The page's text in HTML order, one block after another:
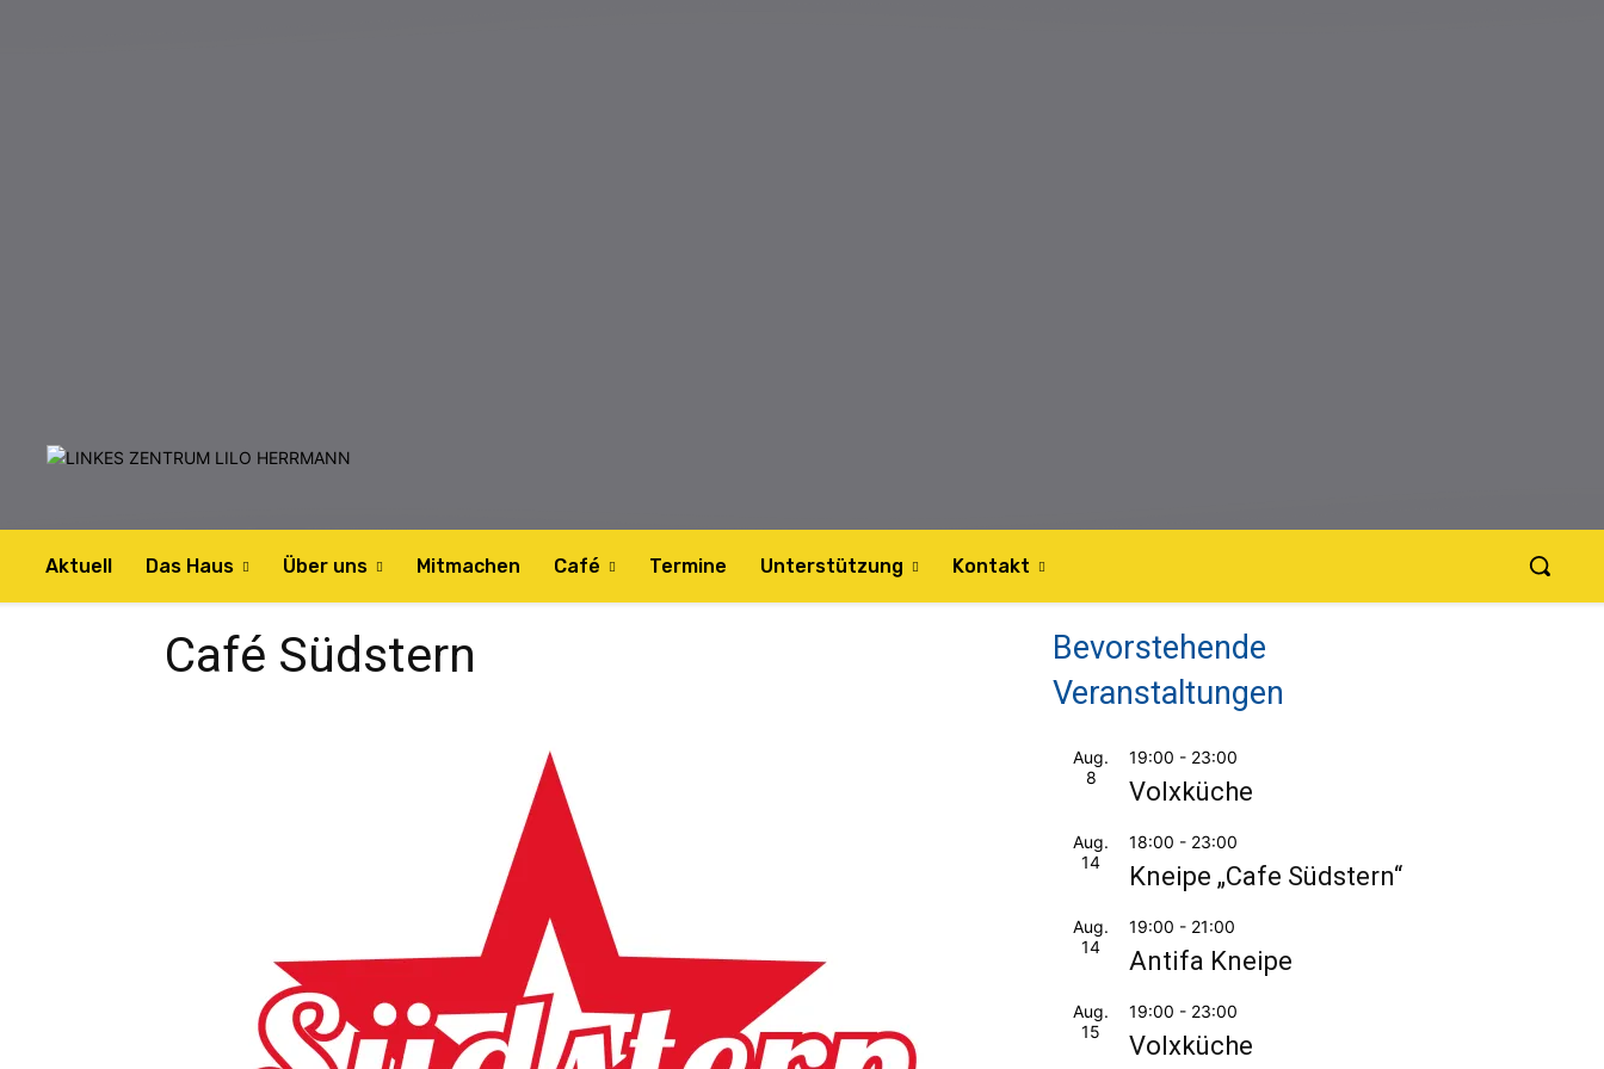
Aktuell Das Haus Über uns Mitmachen Café Termine Unterstützung Kontakt
Café Südstern
Bevorstehende
Veranstaltungen
Aug.
8
19:00 - 23:00
Volxküche
Aug.
14
18:00 - 23:00
Kneipe „Cafe Südstern“
Aug.
14
19:00 - 21:00
Antifa Kneipe
Aug.
15
19:00 - 23:00
Volxküche